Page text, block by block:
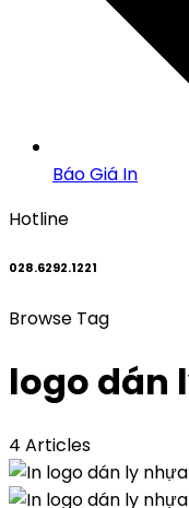
Báo Giá In
Hotline
028.6292.1221
Browse Tag
logo dán
4 Articles